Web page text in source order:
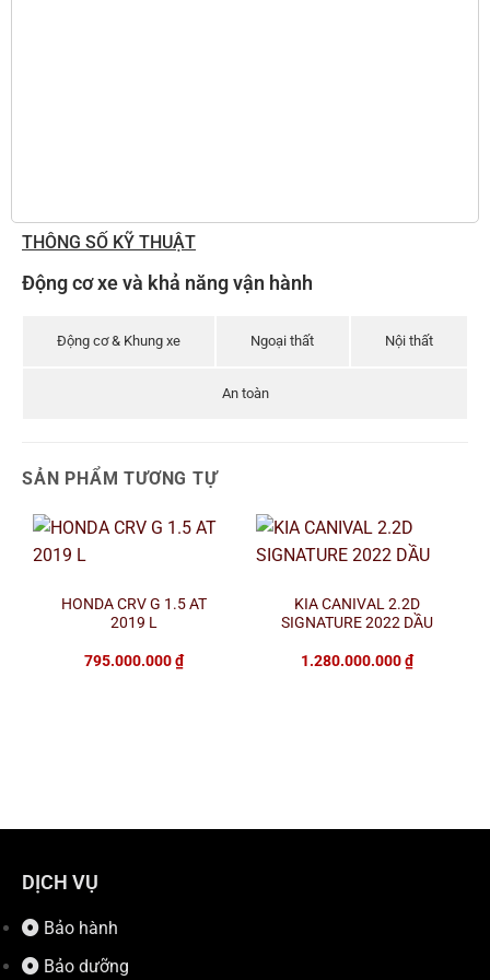
THÔNG SỐ KỸ THUẬT
Động cơ xe và khả năng vận hành
Động cơ & Khung xe Ngoại thất Nội thất
An toàn
SẢN PHẨM TƯƠNG TỰ
HONDA CRV G 1.5 AT
2019 L
795.000.000₫
KIA CANIVAL 2.2D
SIGNATURE 2022 DẦU
1.280.000.000₫
DỊCH VỤ
Bảo hành
Bảo dưỡng